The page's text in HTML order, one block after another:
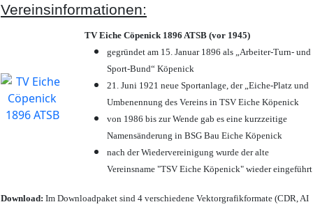
Vereinsinformationen:
TV Eiche Cöpenick 1896 ATSB (vor 1945)
gegründet am 15. Januar 1896 als „Arbeiter-Turn- und
Sport-Bund“ Köpenick
21. Juni 1921 neue Sportanlage, der „Eiche-Platz und
Umbenennung des Vereins in TSV Eiche Köpenick
von 1986 bis zur Wende gab es eine kurzzeitige
Namensänderung in BSG Bau Eiche Köpenick
nach der Wiedervereinigung wurde der alte
Vereinsname "TSV Eiche Köpenick" wieder eingeführt
Download: Im Downloadpaket sind 4 verschiedene Vektorgrafikformate (CDR, AI